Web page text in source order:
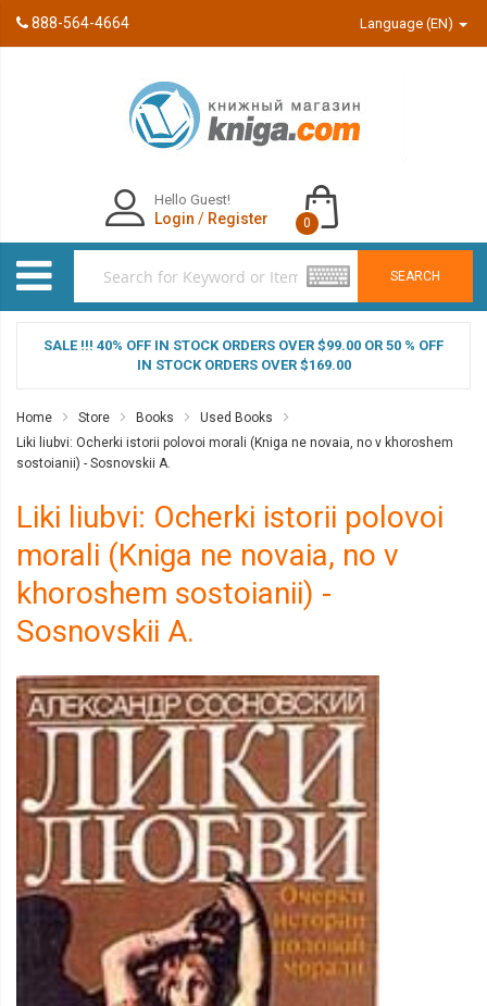
888-564-4664 Language (EN)
SEARCH
Hello Guest!
Login / Register 0
SALE !!! 40% OFF IN STOCK ORDERS OVER $99.00 OR 50 % OFF
IN STOCK ORDERS OVER $169.00
Home Store Books
Used Books
Liki liubvi: Ocherki istorii polovoi morali (Kniga ne novaia, no v khoroshem
sostoianii) - Sosnovskii A.
Liki liubvi: Ocherki istorii polovoi
morali (Kniga ne novaia, no v
khoroshem sostoianii) -
Sosnovskii A.